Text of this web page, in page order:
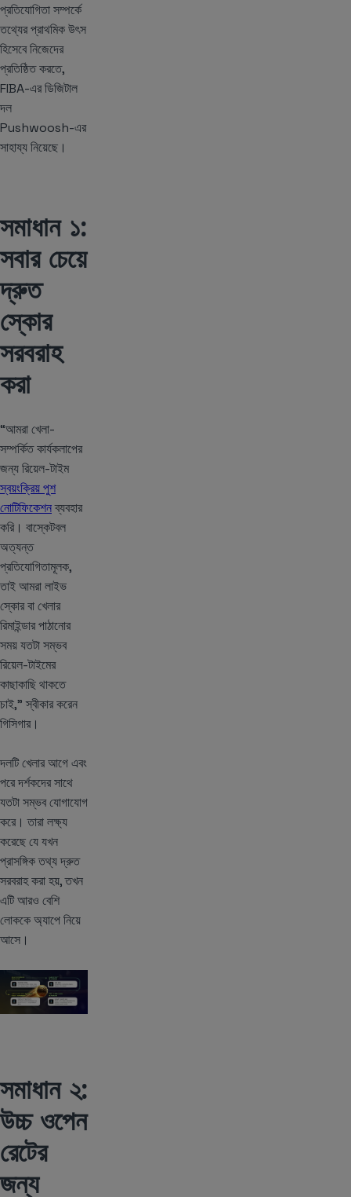
প্রতিযোগিতা সম্পর্কে
তথ্যের প্রাথমিক উৎস
হিসেবে নিজেদের
প্রতিষ্ঠিত করতে,
FIBA-এর ডিজিটাল
দল
Pushwoosh-এর
সাহায্য নিয়েছে।
সমাধান ১:
সবার চেয়ে
দ্রুত
স্কোর
সরবরাহ
করা
“আমরা খেলা-
সম্পর্কিত কার্যকলাপের
জন্য রিয়েল-টাইম
স্বয়ংক্রিয় পুশ
নোটিফিকেশনব্যবহার
করি। বাস্কেটবল
অত্যন্ত
প্রতিযোগিতামূলক,
তাই আমরা লাইভ
স্কোর বা খেলার
রিমাইন্ডার পাঠানোর
সময় যতটা সম্ভব
রিয়েল-টাইমের
কাছাকাছি থাকতে
চাই,” স্বীকার করেন
গিসিগার।
দলটি খেলার আগে এবং
পরে দর্শকদের সাথে
যতটা সম্ভব যোগাযোগ
করে। তারা লক্ষ্য
করেছে যে যখন
প্রাসঙ্গিক তথ্য দ্রুত
সরবরাহ করা হয়, তখন
এটি আরও বেশি
লোককে অ্যাপে নিয়ে
আসে।
সমাধান ২:
উচ্চ ওপেন
রেটের
জন্য